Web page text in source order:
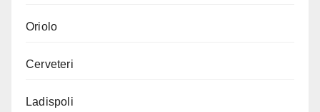
Oriolo
Cerveteri
Ladispoli